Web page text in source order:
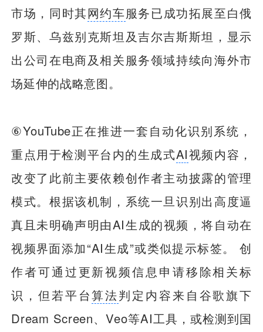
市场，同时其网约车服务已成功拓展至白俄
罗斯、乌兹别克斯坦及吉尔吉斯斯坦，显示
出公司在电商及相关服务领域持续向海外市
场延伸的战略意图。
⑥YouTube正在推进一套自动化识别系统，
重点用于检测平台内的生成式AI视频内容，
改变了此前主要依赖创作者主动披露的管理
模式。根据该机制，系统一旦识别出高度逼
真且未明确声明由AI生成的视频，将自动在
视频界面添加“AI生成”或类似提示标签。 创
作者可通过更新视频信息申请移除相关标
识，但若平台算法判定内容来自谷歌旗下
Dream Screen、Veo等AI工具，或检测到国